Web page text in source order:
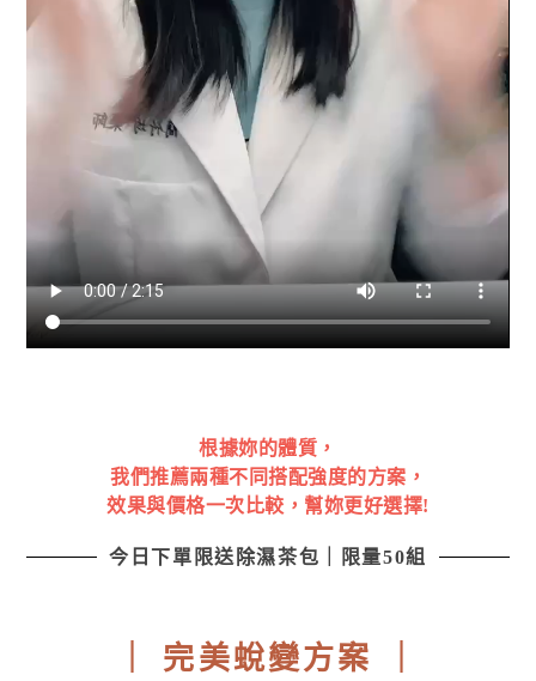
根據妳的體質，
我們推薦兩種不同搭配強度的方案，
效果與價格一次比較，幫妳更好選擇!
今日下單限送除濕茶包｜限量50組
｜ 完美蛻變方案 ｜